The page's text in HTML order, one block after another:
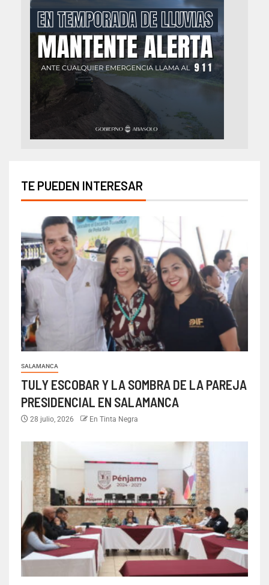
TE PUEDEN INTERESAR
SALAMANCA
TULY ESCOBAR Y LA SOMBRA DE LA PAREJA
PRESIDENCIAL EN SALAMANCA
28 julio, 2026 En Tinta Negra